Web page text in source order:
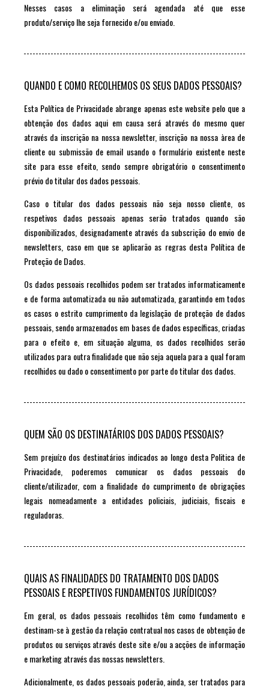
Nesses casos a eliminação será agendada até que esse
produto/serviço lhe seja fornecido e/ou enviado.
QUANDO E COMO RECOLHEMOS OS SEUS DADOS PESSOAIS?
Esta Política de Privacidade abrange apenas este website pelo que a
obtenção dos dados aqui em causa será através do mesmo quer
através da inscrição na nossa newsletter, inscrição na nossa àrea de
cliente ou submissão de email usando o formulário existente neste
site para esse efeito, sendo sempre obrigatório o consentimento
prévio do titular dos dados pessoais.
Caso o titular dos dados pessoais não seja nosso cliente, os
respetivos dados pessoais apenas serão tratados quando são
disponibilizados, designadamente através da subscrição do envio de
newsletters, caso em que se aplicarão as regras desta Política de
Proteção de Dados.
Os dados pessoais recolhidos podem ser tratados informaticamente
e de forma automatizada ou não automatizada, garantindo em todos
os casos o estrito cumprimento da legislação de proteção de dados
pessoais, sendo armazenados em bases de dados específicas, criadas
para o efeito e, em situação alguma, os dados recolhidos serão
utilizados para outra finalidade que não seja aquela para a qual foram
recolhidos ou dado o consentimento por parte do titular dos dados.
QUEM SÃO OS DESTINATÁRIOS DOS DADOS PESSOAIS?
Sem prejuízo dos destinatários indicados ao longo desta Politica de
Privacidade, poderemos comunicar os dados pessoais do
cliente/utilizador, com a finalidade do cumprimento de obrigações
legais nomeadamente a entidades policiais, judiciais, fiscais e
reguladoras.
QUAIS AS FINALIDADES DO TRATAMENTO DOS DADOS
PESSOAIS E RESPETIVOS FUNDAMENTOS JURÍDICOS?
Em geral, os dados pessoais recolhidos têm como fundamento e
destinam-se à gestão da relação contratual nos casos de obtenção de
produtos ou serviços através deste site e/ou a acções de informação
e marketing através das nossas newsletters.
Adicionalmente, os dados pessoais poderão, ainda, ser tratados para